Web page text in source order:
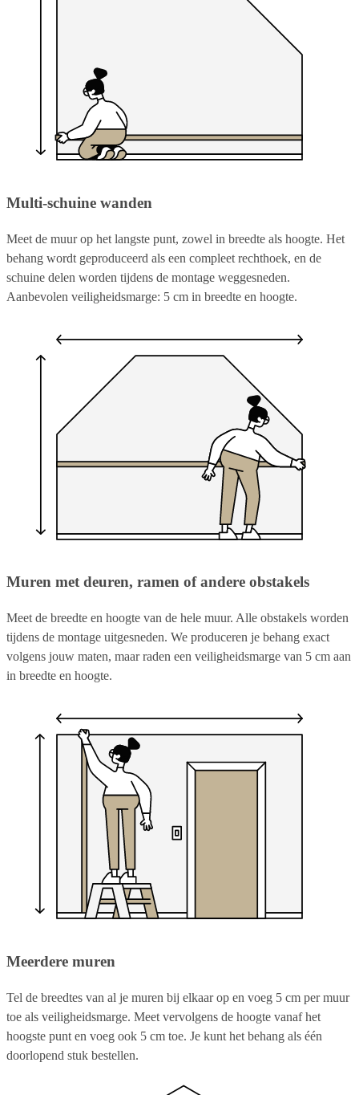
Multi-schuine wanden
Meet de muur op het langste punt, zowel in breedte als hoogte. Het
behang wordt geproduceerd als een compleet rechthoek, en de
schuine delen worden tijdens de montage weggesneden.
Aanbevolen veiligheidsmarge: 5 cm in breedte en hoogte.
Muren met deuren, ramen of andere obstakels
Meet de breedte en hoogte van de hele muur. Alle obstakels worden
tijdens de montage uitgesneden. We produceren je behang exact
volgens jouw maten, maar raden een veiligheidsmarge van 5 cm aan
in breedte en hoogte.
Meerdere muren
Tel de breedtes van al je muren bij elkaar op en voeg 5 cm per muur
toe als veiligheidsmarge. Meet vervolgens de hoogte vanaf het
hoogste punt en voeg ook 5 cm toe. Je kunt het behang als één
doorlopend stuk bestellen.